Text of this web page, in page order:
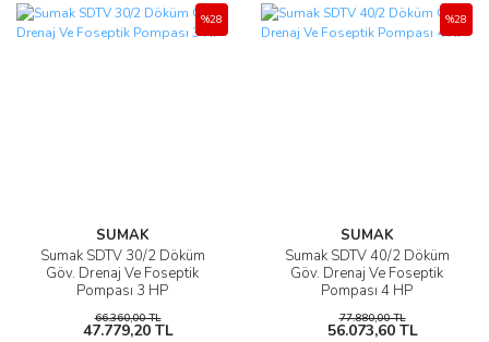
SUMAK
Sumak SDTV 30/2 Döküm
Göv. Drenaj Ve Foseptik
Pompası 3 HP
%28
66.360,00 TL
47.779,20 TL
SUMAK
Sumak SDTV 40/2 Döküm
Göv. Drenaj Ve Foseptik
Pompası 4 HP
%28
77.880,00 TL
56.073,60 TL